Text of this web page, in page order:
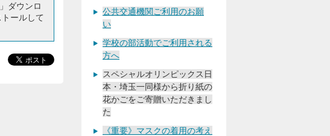
ダウンロ
ールして
公共交通機関ご利用のお願
い
学校の部活動でご利用される
方へ
スペシャルオリンピックス日
本・埼玉一同様から折り紙の
花かごをご寄贈いただきまし
た
《重要》マスクの着用の考え